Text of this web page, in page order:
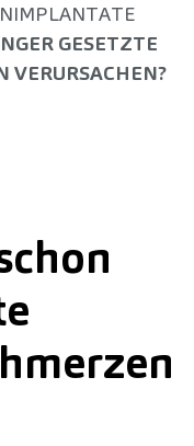
GESETZTE
VERURSACHEN?